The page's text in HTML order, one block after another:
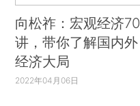
向松祚：宏观经济70
讲，带你了解国内外
经济大局
2022年04月06日